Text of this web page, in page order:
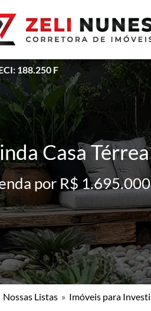
188.250 F
Casa
por R$
Nossas Listas » Imóveis para